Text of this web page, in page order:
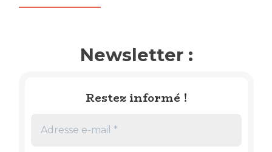
Newsletter :
Restez informé !